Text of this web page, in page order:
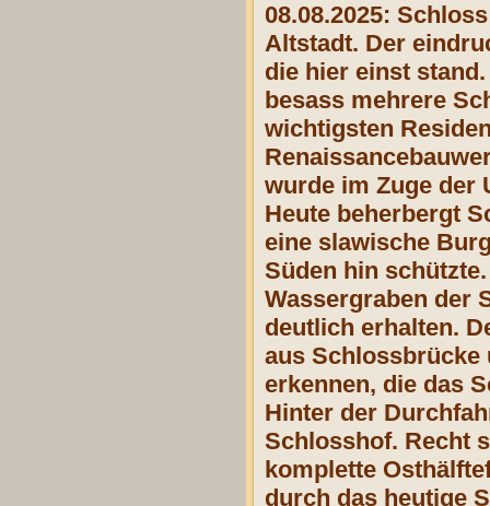
08.08.2025:
Altstadt. Der
die hier einst
besass mehrere
wichtigsten
wurde im Zuge der
Heute beherbergt
eine slawische
Süden hin
Wassergraben der
deutlich erhalten.
aus Schlossbrücke
erkennen, die das
Hinter der
Schlosshof. Recht
komplette
durch das heutige